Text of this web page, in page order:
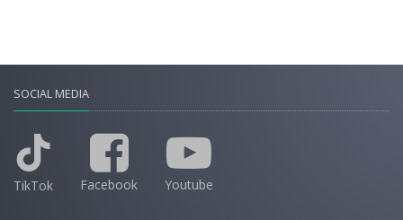
SOCIAL MEDIA
TikTok Facebook Youtube